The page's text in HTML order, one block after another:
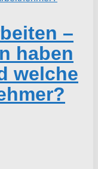
–
haben
welche